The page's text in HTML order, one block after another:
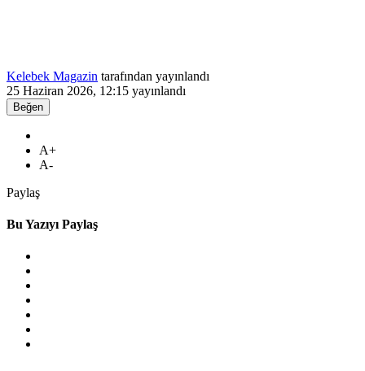
Kelebek Magazin tarafından yayınlandı
25 Haziran 2026, 12:15 yayınlandı
Beğen
A+
A-
Paylaş
Bu Yazıyı Paylaş